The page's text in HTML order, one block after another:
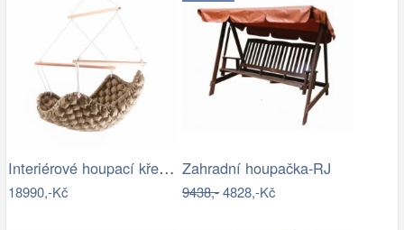
Interiérové houpací křeslo Swingy In…
18990,-Kč
Zahradní houpačka-RJ
9438,-4828,-Kč